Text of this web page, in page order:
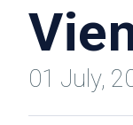
01 July,